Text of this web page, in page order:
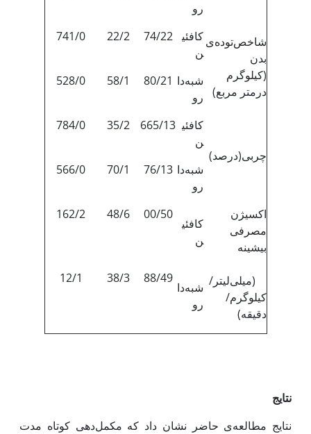
رو
شاخص‌توده‌ی
بدن
(کیلوگرم
درمتر مربع)
کافئی
ن
74/22
22/2
741/0
شبه‌دا
رو
80/21
58/1
528/0
چربی(درصد)
کافئی
ن
665/13
35/2
784/0
شبه‌دا
رو
76/13
70/1
566/0
اکسیژن
مصرفی
بیشینه
(میلی‌لیتر/
کیلوگرم/
دقیقه)
کافئی
ن
00/50
48/6
162/2
شبه‌دا
رو
88/49
38/3
12/1
نتایج
نتایج مطالعه‌ی حاضر نشان داد که مکمل‌دهی کوتاه‌ مدت